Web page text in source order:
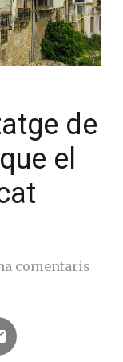
de
el
comentaris